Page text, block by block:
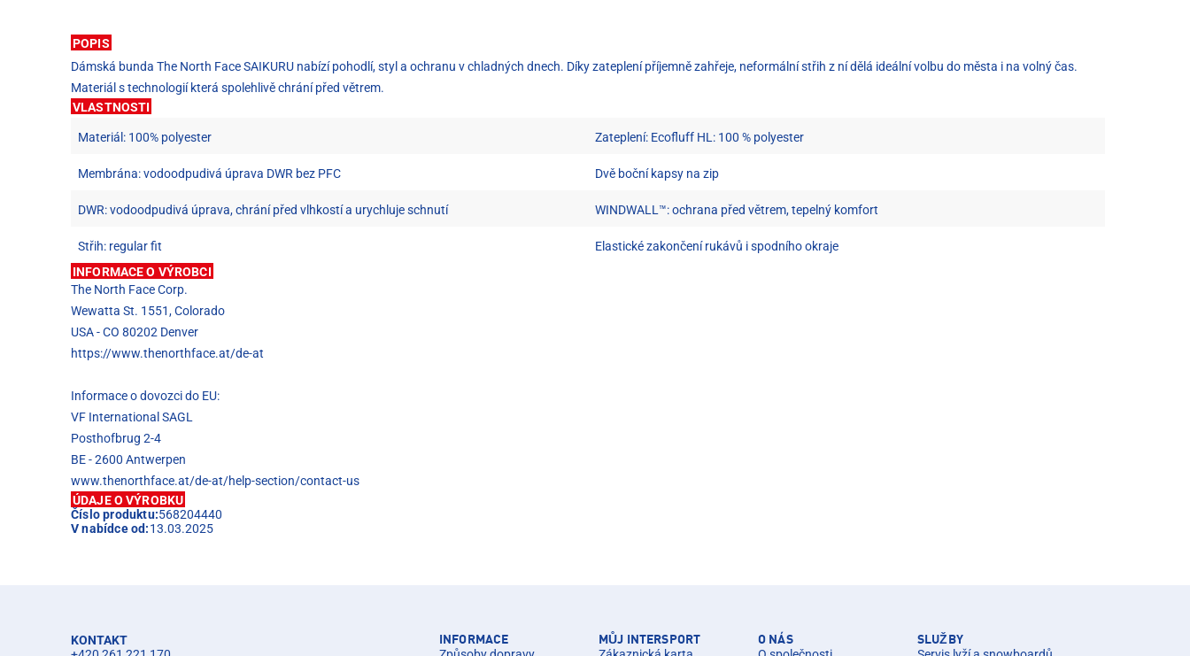
POPIS
Dámská bunda The North Face SAIKURU nabízí pohodlí, styl a ochranu v chladných dnech. Díky zateplení příjemně zahřeje, neformální střih z ní dělá ideální volbu do města i na volný čas.
Materiál s technologií která spolehlivě chrání před větrem.
VLASTNOSTI
Materiál: 100% polyester Zateplení: Ecofluff HL: 100 % polyester
Membrána: vodoodpudivá úprava DWR bez PFC Dvě boční kapsy na zip
DWR: vodoodpudivá úprava, chrání před vlhkostí a urychluje schnutí WINDWALL™: ochrana před větrem, tepelný komfort
Střih: regular fit
Elastické zakončení rukávů i spodního okraje
INFORMACE O VÝROBCI
The North Face Corp.
Wewatta St. 1551, Colorado
USA - CO 80202 Denver
https://www.thenorthface.at/de-at
Informace o dovozci do EU:
VF International SAGL
Posthofbrug 2-4
BE - 2600 Antwerpen
www.thenorthface.at/de-at/help-section/contact-us
ÚDAJE O VÝROBKU
Číslo produktu:568204440
V nabídce od:13.03.2025
KONTAKT
INFORMACE MŮJ INTERSPORT O NÁS SLUŽBY